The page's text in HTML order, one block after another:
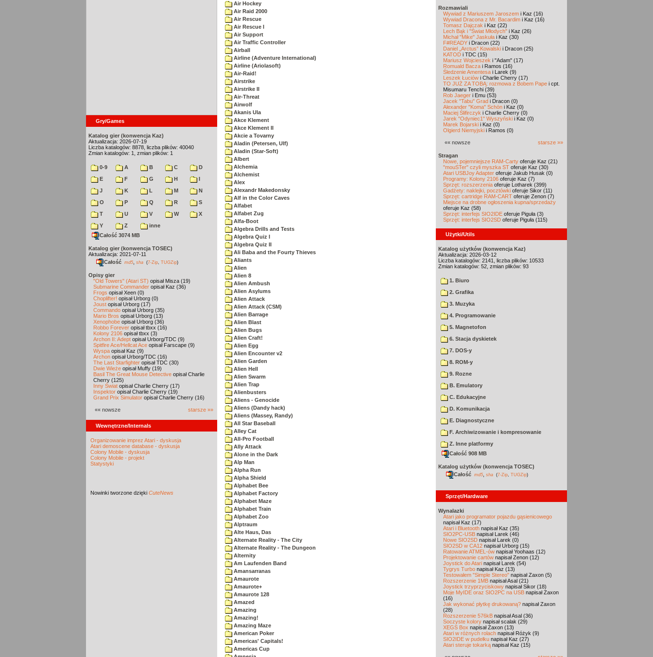
Gry/Games
Katalog gier (konwencja Kaz)
Aktualizacja: 2026-07-19
Liczba katalogów: 8878, liczba plików: 40040
Zmian katalogów: 1, zmian plików: 1
0-9 A B C
D
E
F G H
I
J
K L M
N
O
P Q R
S
T
U V W
X
Y
Z
inne
Całość 3074 MB
Katalog gier (konwencja TOSEC)
Aktualizacja: 2021-07-11
Całość md5 sha (7-Zip TUGZip)
Opisy gier
"Old Towers" (Atari ST) opisał Misza (19)
Submarine Commander opisał Kaz (36)
Frogs opisał Xeen (0)
Choplifter! opisał Urborg (0)
Joust opisał Urborg (17)
Commando opisał Urborg (35)
Mario Bros opisał Urborg (13)
Xenophobe opisał Urborg (36)
Robbo Forever opisał tbxx (16)
Kolony 2106 opisał tbxx (3)
Archon II: Adept opisał Urborg/TDC (9)
Spitfire Ace/Hellcat Ace opisał Farscape (9)
Wyspa opisał Kaz (9)
Archon opisał Urborg/TDC (16)
The Last Starfighter opisał TDC (30)
Dwie Wieże opisał Muffy (19)
Basil The Great Mouse Detective opisał Charlie
Cherry (125)
Inny Świat opisał Charlie Cherry (17)
Inspektor opisał Charlie Cherry (19)
Grand Prix Simulator opisał Charlie Cherry (16)
«« nowsze starsze »»
Wewnętrzne/Internals
Organizowanie imprez Atari - dyskusja
Atari demoscene database - dyskusja
Colony Mobile - dyskusja
Colony Mobile - projekt
Statystyki
Nowinki tworzone dzięki CuteNews
Air Hockey
Air Raid 2000
Air Rescue
Air Rescue I
Air Support
Air Traffic Controller
Airball
Airline (Adventure International)
Airline (Ariolasoft)
Air-Raid!
Airstrike
Airstrike II
Air-Threat
Airwolf
Akanis Ula
Akce Klement
Akce Klement II
Akcie a Tovarny
Aladin (Petersen, Ulf)
Aladin (Star-Soft)
Albert
Alchemia
Alchemist
Alex
Alexandr Makedonsky
Alf in the Color Caves
Alfabet
Alfabet Zug
Alfa-Boot
Algebra Drills and Tests
Algebra Quiz I
Algebra Quiz II
Ali Baba and the Fourty Thieves
Aliants
Alien
Alien 8
Alien Ambush
Alien Asylums
Alien Attack
Alien Attack (CSM)
Alien Barrage
Alien Blast
Alien Bugs
Alien Craft!
Alien Egg
Alien Encounter v2
Alien Garden
Alien Hell
Alien Swarm
Alien Trap
Alienbusters
Aliens - Genocide
Aliens (Dandy hack)
Aliens (Massey, Randy)
All Star Baseball
Alley Cat
All-Pro Football
Ally Attack
Alone in the Dark
Alp Man
Alpha Run
Alpha Shield
Alphabet Bee
Alphabet Factory
Alphabet Maze
Alphabet Train
Alphabet Zoo
Alptraum
Alte Haus, Das
Alternate Reality - The City
Alternate Reality - The Dungeon
Alternity
Am Laufenden Band
Amansarranas
Amaurote
Amaurote+
Amaurote 128
Amazed
Amazing
Amazing!
Amazing Maze
American Poker
Americas' Capitals!
Americas Cup
Rozmawiali
Wywiad z Mariuszem Jaroszem i Kaz (16)
Wywiad Dracona z Mr. Bacardim i Kaz (16)
Tomasz Dajczak i Kaz (22)
Lech Bąk i "Świat Młodych" i Kaz (26)
Michał "Mike" Jaskuła i Kaz (30)
F#READY i Dracon (22)
Daniel „Arctus” Kowalski i Dracon (25)
KATOD i TDC (15)
Mariusz Wojcieszek i "Adam" (17)
Romuald Bacza i Ramos (16)
Śledzenie Amentesa i Larek (9)
Leszek Łuciów i Charlie Cherry (17)
TO JUŻ ZA TOBĄ: rozmowa z Bobem Pape i cpt.
Misumaru Tenchi (39)
Rob Jaeger i Emu (53)
Jacek "Tabu" Grad i Dracon (0)
Alexander "Koma" Schön i Kaz (0)
Maciej Ślifirczyk i Charlie Cherry (0)
Jarek "Odyniec1" Wyszyński i Kaz (0)
Marek Bojarski i Kaz (0)
Olgierd Niemyjski i Ramos (0)
«« nowsze starsze »»
Stragan
Nowe, pojemniejsze RAM-Carty oferuje Kaz (21)
"mouSTer" czyli myszka ST oferuje Kaz (30)
Atari USBJoy Adapter oferuje Jakub Husak (0)
Programy: Kolony 2106 oferuje Kaz (7)
Sprzęt: rozszerzenia oferuje Lotharek (399)
Gadżety: naklejki, pocztówki oferuje Sikor (11)
Sprzęt: cartridge RAM-CART oferuje Zenon (7)
Miejsce na drobne ogłoszenia kupna/sprzedaży
oferuje Kaz (58)
Sprzęt: interfejs SIO2IDE oferuje Piguła (3)
Sprzęt: interfejs SIO2SD oferuje Piguła (115)
Użytki/Utils
Katalog użytków (konwencja Kaz)
Aktualizacja: 2026-03-12
Liczba katalogów: 2141, liczba plików: 10533
Zmian katalogów: 52, zmian plików: 93
1. Biuro
2. Grafika
3. Muzyka
4. Programowanie
5. Magnetofon
6. Stacja dyskietek
7. DOS-y
8. ROM-y
9. Rozne
B. Emulatory
C. Edukacyjne
D. Komunikacja
E. Diagnostyczne
F. Archiwizowanie i kompresowanie
Z. Inne platformy
Całość 908 MB
Katalog użytków (konwencja TOSEC)
Całość md5 sha (7-Zip TUGZip)
Sprzęt/Hardware
Wynalazki
Atari jako programator pojazdu gąsienicowego
napisał Kaz (17)
Atari i Bluetooth napisał Kaz (35)
SIO2PC-USB napisał Larek (46)
Nowe SIO2SD napisał Larek (0)
SIO2SD w CA12 napisał Urborg (15)
Ratowanie ATMEL-ów napisał Yoohaas (12)
Projektowanie cartów napisał Zenon (12)
Joystick do Atari napisał Larek (54)
Tygrys Turbo napisał Kaz (13)
Testowałem "Simple Stereo" napisał Zaxon (5)
Rozszerzenie 1MB napisał Asal (21)
Joystick trzyprzyciskowy napisał Sikor (18)
Moje MyIDE oraz SIO2PC na USB napisał Zaxon
(16)
Jak wykonać płytkę drukowaną? napisał Zaxon
(28)
Rozszerzenie 576kB napisał Asal (36)
Soczyste kolory napisał scalak (29)
XEGS Box napisał Zaxon (13)
Atari w różnych rolach napisał Różyk (9)
SIO2IDE w pudełku napisał Kaz (27)
Atari steruje tokarką napisał Kaz (15)